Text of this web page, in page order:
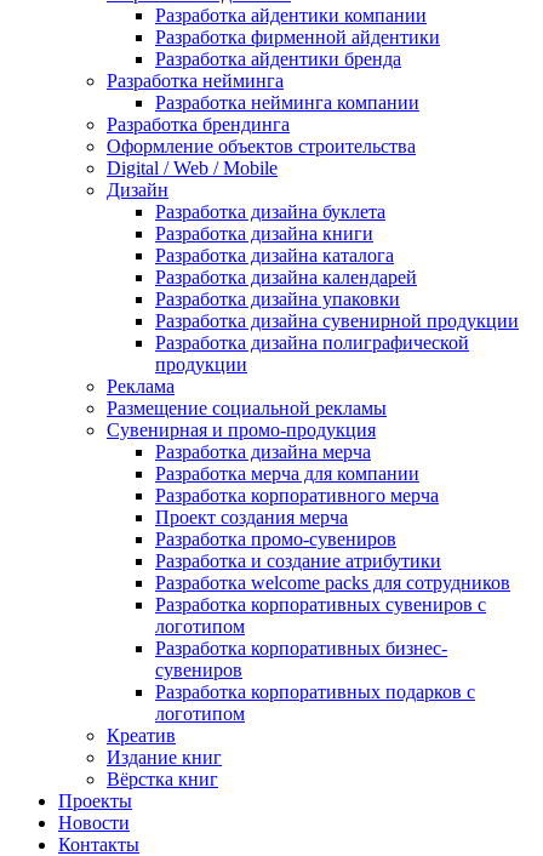
Разработка айдентики компании
Разработка фирменной айдентики
Разработка айдентики бренда
Разработка нейминга
Разработка нейминга компании
Разработка брендинга
Оформление объектов строительства
Digital / Web / Mobile
Дизайн
Разработка дизайна буклета
Разработка дизайна книги
Разработка дизайна каталога
Разработка дизайна календарей
Разработка дизайна упаковки
Разработка дизайна сувенирной продукции
Разработка дизайна полиграфической
продукции
Реклама
Размещение социальной рекламы
Сувенирная и промо-продукция
Разработка дизайна мерча
Разработка мерча для компании
Разработка корпоративного мерча
Проект создания мерча
Разработка промо-сувениров
Разработка и создание атрибутики
Разработка welcome packs для сотрудников
Разработка корпоративных сувениров с
логотипом
Разработка корпоративных бизнес-
сувениров
Разработка корпоративных подарков с
логотипом
Креатив
Издание книг
Вёрстка книг
Проекты
Новости
Контакты